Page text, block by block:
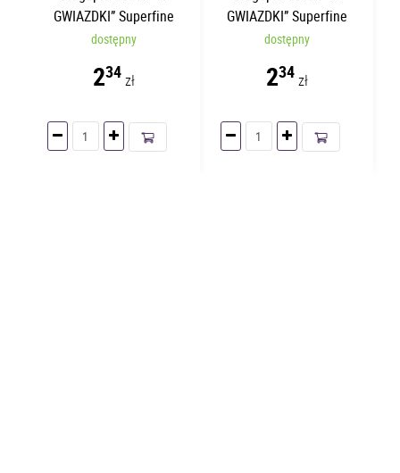
GWIAZDKI” Superfine
Czerwony TO-059
dostępny
234zł
GWIAZDKI” Superfine
Zielony TO-059
dostępny
234zł